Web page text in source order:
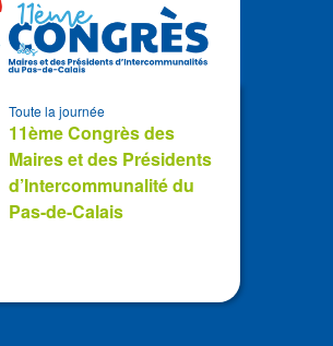
11ème Congrès des
Maires et des Présidents
d’Intercommunalité du
Pas-de-Calais
Toute la journée